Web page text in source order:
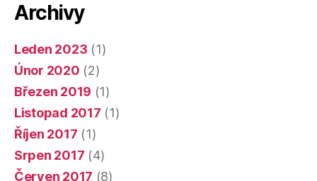
Archivy
Leden 2023 (1)
Únor 2020 (2)
Březen 2019 (1)
Listopad 2017 (1)
Říjen 2017 (1)
Srpen 2017 (4)
Červen 2017 (8)